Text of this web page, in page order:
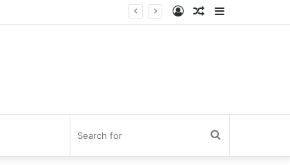
Sidebar
Random
Log